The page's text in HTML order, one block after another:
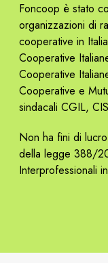
Foncoop è stato
organizzazioni di
cooperative in
Cooperative
Cooperative
Cooperative e
sindacali CGIL,
Non ha fini di lucro
della legge 388/
Interprofessionali